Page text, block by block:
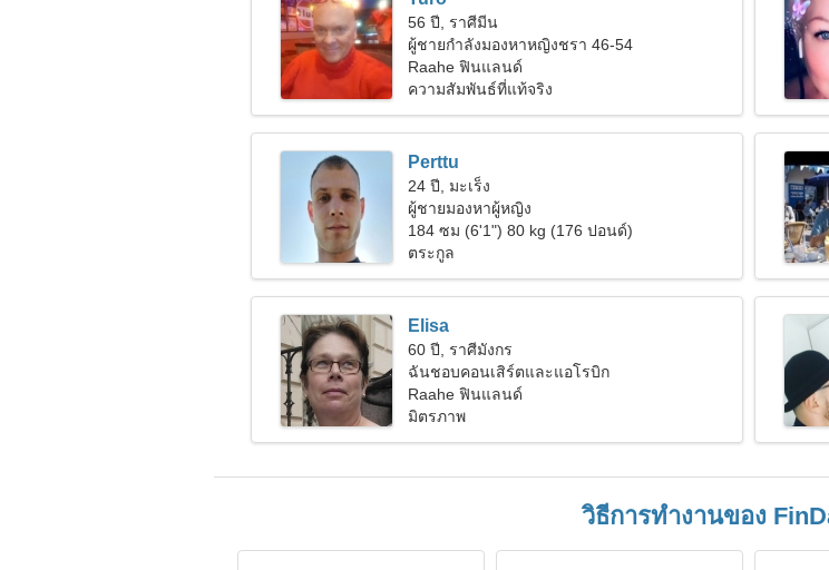
56 ปี, ราศีมีน
ผู้ชายกำลังมองหาหญิงชรา 46-54
Raahe ฟินแลนด์
ความสัมพันธ์ที่แท้จริง
Perttu
24 ปี, มะเร็ง
ผู้ชายมองหาผู้หญิง
184 ซม (6'1") 80 kg (176 ปอนด์)
ตระกูล
Elisa
60 ปี, ราศีมังกร
ฉันชอบคอนเสิร์ตและแอโรบิก
Raahe ฟินแลนด์
มิตรภาพ
วิธีการทำงานของ